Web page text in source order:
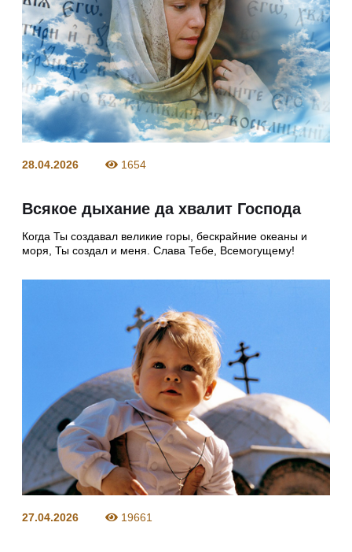
28.04.2026 1654
Всякое дыхание да хвалит Господа
Когда Ты создавал великие горы, бескрайние океаны и
моря, Ты создал и меня. Слава Тебе, Всемогущему!
27.04.2026 19661